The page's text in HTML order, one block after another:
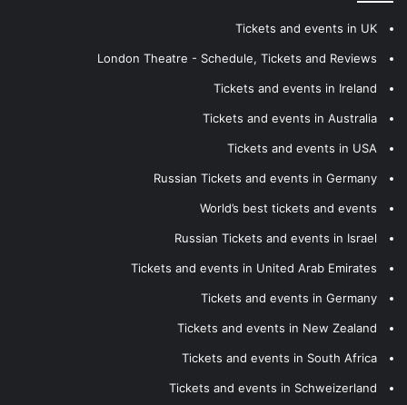
Tickets and events in UK
London Theatre - Schedule, Tickets and Reviews
Tickets and events in Ireland
Tickets and events in Australia
Tickets and events in USA
Russian Tickets and events in Germany
World’s best tickets and events
Russian Tickets and events in Israel
Tickets and events in United Arab Emirates
Tickets and events in Germany
Tickets and events in New Zealand
Tickets and events in South Africa
Tickets and events in Schweizerland